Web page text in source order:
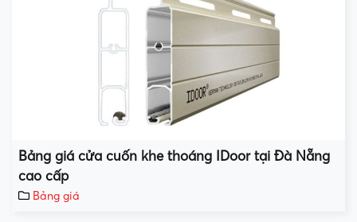
Bảng giá cửa cuốn khe thoáng IDoor tại Đà Nẵng
cao cấp
Bảng giá